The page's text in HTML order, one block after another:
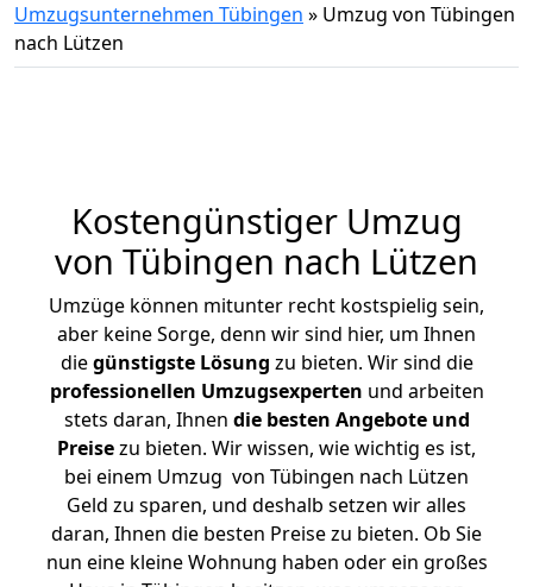
Umzugsunternehmen Tübingen » Umzug von Tübingen
nach Lützen
Kostengünstiger Umzug
von Tübingen nach Lützen
Umzüge können mitunter recht kostspielig sein,
aber keine Sorge, denn wir sind hier, um Ihnen
diegünstigste Lösung zu bieten. Wir sind die
professionellen Umzugsexperten und arbeiten
stets daran, Ihnen die besten Angebote und
Preisezu bieten. Wir wissen, wie wichtig es ist,
bei einem Umzug von Tübingen nach Lützen
Geld zu sparen, und deshalb setzen wir alles
daran, Ihnen die besten Preise zu bieten. Ob Sie
nun eine kleine Wohnung haben oder ein großes